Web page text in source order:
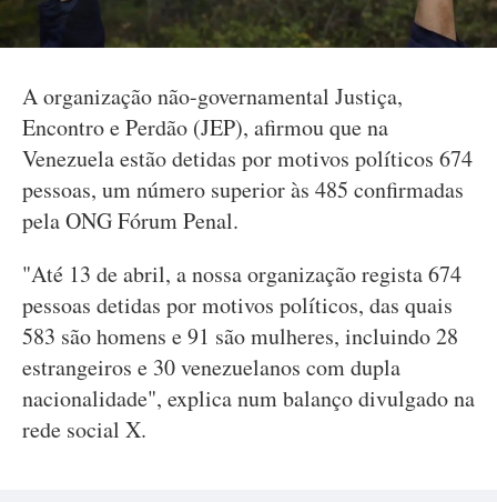
A organização não-governamental Justiça,
Encontro e Perdão (JEP), afirmou que na
Venezuela estão detidas por motivos políticos 674
pessoas, um número superior às 485 confirmadas
pela ONG Fórum Penal.
"Até 13 de abril, a nossa organização regista 674
pessoas detidas por motivos políticos, das quais
583 são homens e 91 são mulheres, incluindo 28
estrangeiros e 30 venezuelanos com dupla
nacionalidade", explica num balanço divulgado na
rede social X.